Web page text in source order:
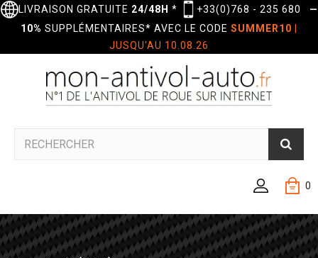
LIVRAISON GRATUITE 24/48H * +33(0)768 - 235 680
—
10% SUPPLÉMENTAIRES* AVEC LE CODE SUMMER10
JUSQU'AU 10.08.26
0